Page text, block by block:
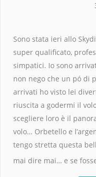
Sono stata ieri allo
super qualificato,
simpatici. Io sono
non nego che un pó di
arrivati ho visto lei
riuscita a godermi il
scegliere loro è il
volo… Orbetello e
tengo stretta questa
mai dire mai… e se